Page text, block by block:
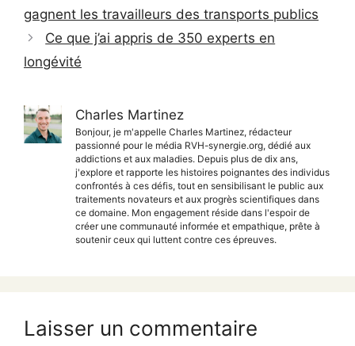
gagnent les travailleurs des transports publics
Ce que j’ai appris de 350 experts en
longévité
Charles Martinez
Bonjour, je m'appelle Charles Martinez, rédacteur
passionné pour le média RVH-synergie.org, dédié aux
addictions et aux maladies. Depuis plus de dix ans,
j'explore et rapporte les histoires poignantes des individus
confrontés à ces défis, tout en sensibilisant le public aux
traitements novateurs et aux progrès scientifiques dans
ce domaine. Mon engagement réside dans l'espoir de
créer une communauté informée et empathique, prête à
soutenir ceux qui luttent contre ces épreuves.
Laisser un commentaire